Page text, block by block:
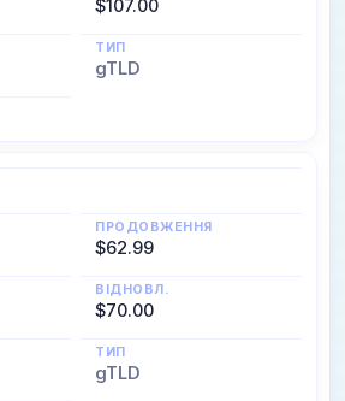
$107.00
ТИП
gTLD
ПРОДОВЖЕННЯ
$62.99
ВІДНОВЛ.
$70.00
ТИП
gTLD